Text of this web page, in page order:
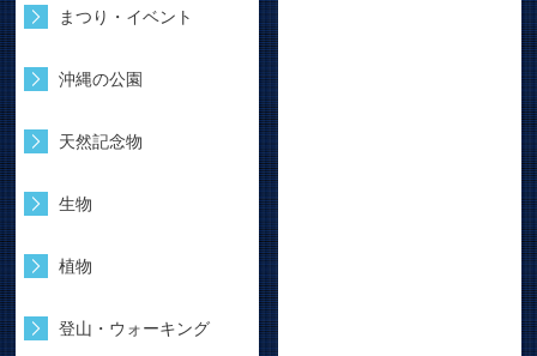
まつり・イベント
沖縄の公園
天然記念物
生物
植物
登山・ウォーキング